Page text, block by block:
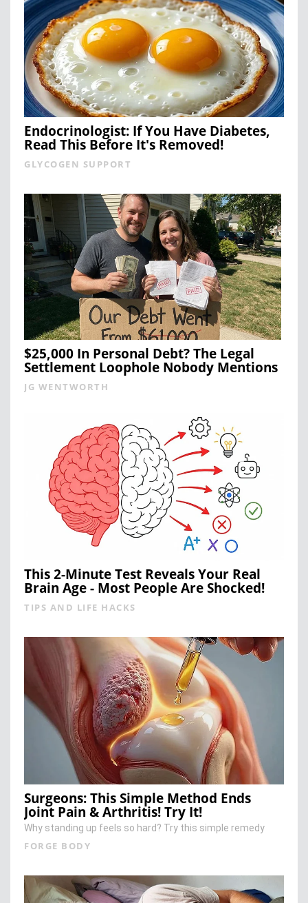
Endocrinologist: If You Have Diabetes,
Read This Before It's Removed!
GLYCOGEN SUPPORT
$25,000 In Personal Debt? The Legal
Settlement Loophole Nobody Mentions
JG WENTWORTH
This 2-Minute Test Reveals Your Real
Brain Age - Most People Are Shocked!
TIPS AND LIFE HACKS
Surgeons: This Simple Method Ends
Joint Pain & Arthritis! Try It!
Why standing up feels so hard? Try this simple remedy
FORGE BODY